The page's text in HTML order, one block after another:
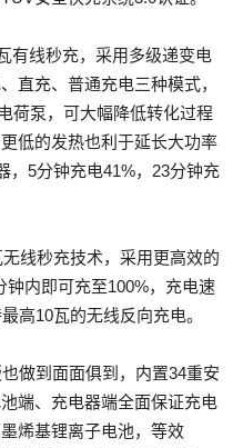
有线秒充，采用多级递变电
直充、普通充电三种模式，
荷泵，可大幅降低转化过程
低的发热也利于延长大功率
，5分钟充电41%，23分钟充
线秒充技术，采用更高效的
钟内即可充至100%，充电速
高10瓦的无线反向充电。
做到面面俱到，内置34重安
端、充电器端全面保证充电
烯基锂离子电池，等效